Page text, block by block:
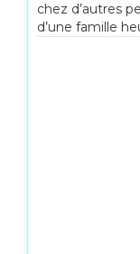
chez d’autres
d’une famille